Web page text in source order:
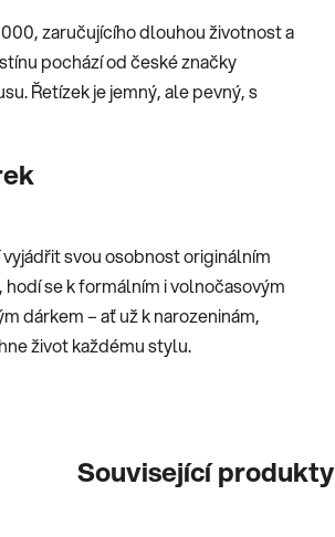
zaručujícího dlouhou životnost a
pochází od české značky
Řetízek je jemný, ale pevný, s
svou osobnost originálním
se k formálním i volnočasovým
dárkem – ať už k narozeninám,
život každému stylu.
Související produkty